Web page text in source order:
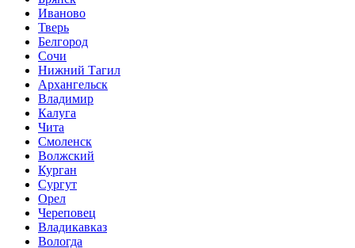
Иваново
Тверь
Белгород
Сочи
Нижний Тагил
Архангельск
Владимир
Калуга
Чита
Смоленск
Волжский
Курган
Сургут
Орел
Череповец
Владикавказ
Вологда